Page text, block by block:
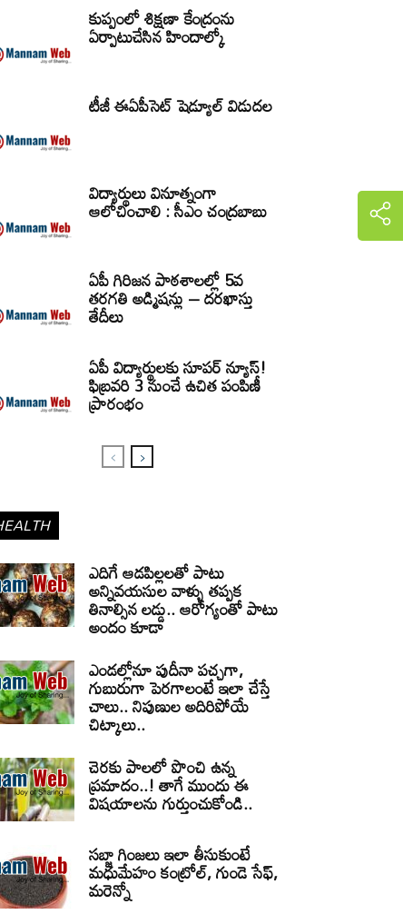
కుప్పంలో శిక్షణా కేంద్రంను
ఏర్పాటుచేసిన హిందాల్కో
టీజీ ఈఏపీసెట్‌ షెడ్యూల్‌ విడుదల
విద్యార్థులు వినూత్నంగా
ఆలోచించాలి : సీఎం చంద్రబాబు
ఏపీ గిరిజన పాఠశాలల్లో 5వ
తరగతి అడ్మిషన్లు – దరఖాస్తు
తేదీలు
ఏపీ విద్యార్థులకు సూపర్ న్యూస్!
ఫిబ్రవరి 3 నుంచే ఉచిత పంపిణీ
ప్రారంభం
ఎదిగే ఆడపిల్లలతో పాటు
అన్నివయసుల వాళ్ళు తప్పక
తినాల్సిన లడ్డు.. ఆరోగ్యంతో పాటు
అందం కూడా
ఎండల్లోనూ పుదీనా పచ్చగా,
గుబురుగా పెరగాలంటే ఇలా చేస్తే
చాలు.. నిపుణుల అదిరిపోయే
చిట్కాలు..
చెరకు పాలలో పొంచి ఉన్న
ప్రమాదం..! తాగే ముందు ఈ
విషయాలను గుర్తుంచుకోండి..
సబ్జా గింజలు ఇలా తీసుకుంటే
మధుమేహం కంట్రోల్, గుండె సేఫ్,
మరెన్నో